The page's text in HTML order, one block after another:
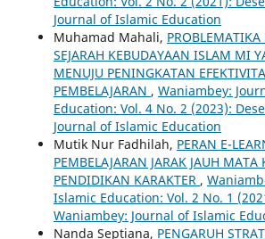
Journal of Islamic Education
Muhamad Mahali, PROBLEMATIKA
SEJARAH KEBUDAYAAN ISLAM MI
MENUJU PENINGKATAN
PEMBELAJARAN , Waniambey:
Education: Vol. 4 No. 2 (2023):
Journal of Islamic Education
Mutik Nur Fadhilah, PERAN E-
PEMBELAJARAN JARAK JAUH
PENDIDIKAN KARAKTER ,
Islamic Education: Vol. 2 No. 1
Waniambey: Journal of Islamic
Nanda Septiana, PENGARUH